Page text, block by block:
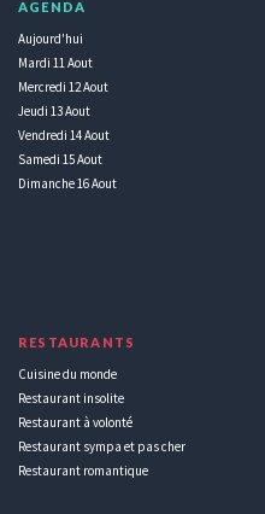
AGENDA
Aujourd'hui
Mardi 11 Aout
Mercredi 12 Aout
Jeudi 13 Aout
Vendredi 14 Aout
Samedi 15 Aout
Dimanche 16 Aout
RESTAURANTS
Cuisine du monde
Restaurant insolite
Restaurant à volonté
Restaurant sympa et pas cher
Restaurant romantique